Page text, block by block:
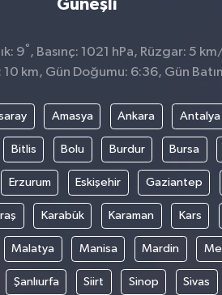
Güneşli
9° , Basınç: 1021 hPa, Rüzgar: 5
km, Gün Doğumu: 6:36, Gün
Amasya Ankara Antalya
Bitlis Bolu Burdur Bursa
Erzurum Eskişehir Gaziantep
Karabük Karaman Kars
Malatya Manisa Mardin
Şanlıurfa Siirt Sinop Sivas